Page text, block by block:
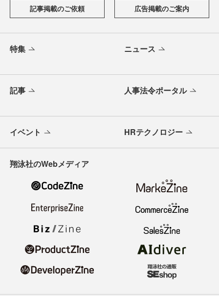
記事掲載のご依頼 広告掲載のご案内
特集 ニュース
記事 人事法令ポータル
イベント HRテクノロジー
翔泳社のWebメディア